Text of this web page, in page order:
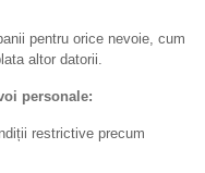
pentru orice nevoie, cum
altor datorii.
personale:
restrictive precum